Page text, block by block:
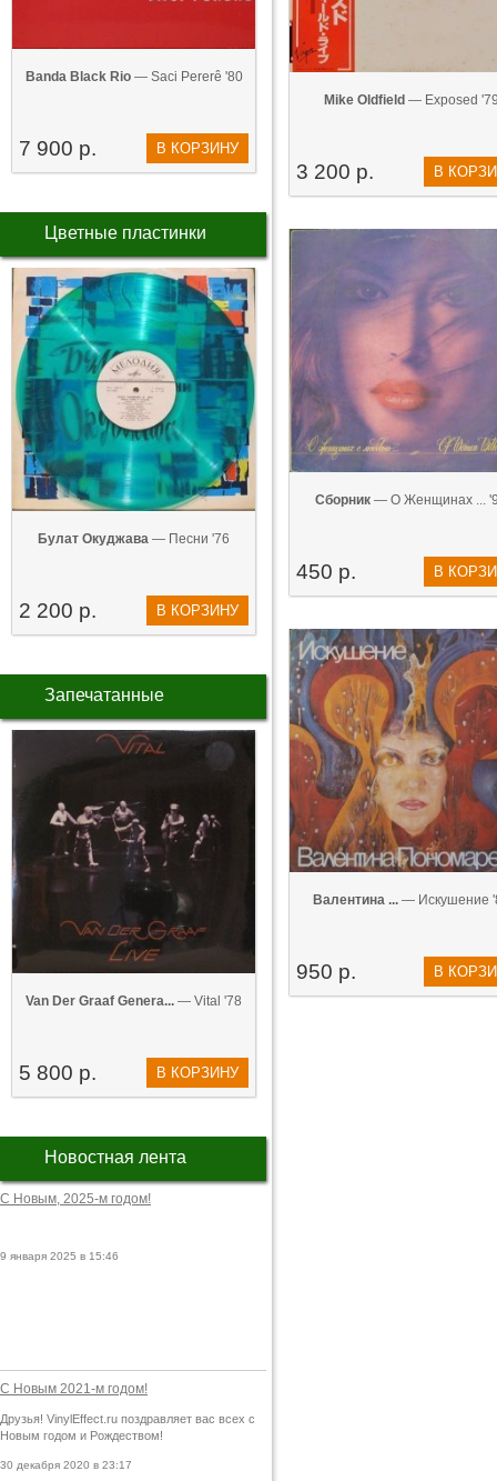
Banda Black Rio— Saci Pererê '80
7 900 р. В КОРЗИНУ
Цветные пластинки
Булат Окуджава — Песни '76
2 200 р. В КОРЗИНУ
Запечатанные
Van Der Graaf Genera... — Vital '78
5 800 р. В КОРЗИНУ
Новостная лента
С Новым, 2025-м годом!
9 января 2025 в 15:46
С Новым 2021-м годом!
Друзья! VinylEffect.ru поздравляет вас всех с
Новым годом и Рождеством!
30 декабря 2020 в 23:17
Mike Oldfield — Exposed
3 200 р. В
Сборник — О Женщинах ...
450 р. В
Валентина ...— Искушение
950 р. В